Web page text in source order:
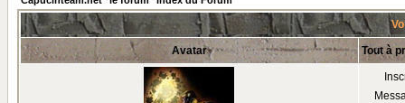
Avatar Tout à